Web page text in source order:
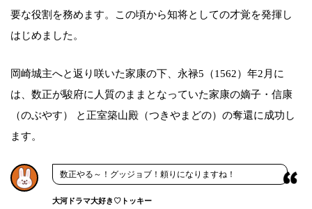
要な役割を務めます。この頃から知将としての才覚を発揮し
はじめました。
岡崎城主へと返り咲いた家康の下、永禄5（1562）年2月に
は、数正が駿府に人質のままとなっていた家康の嫡子・信康
（のぶやす） と正室築山殿（つきやまどの）の奪還に成功し
ます。
数正やる～！グッジョブ！頼りになりますね！
大河ドラマ大好き♡トッキー